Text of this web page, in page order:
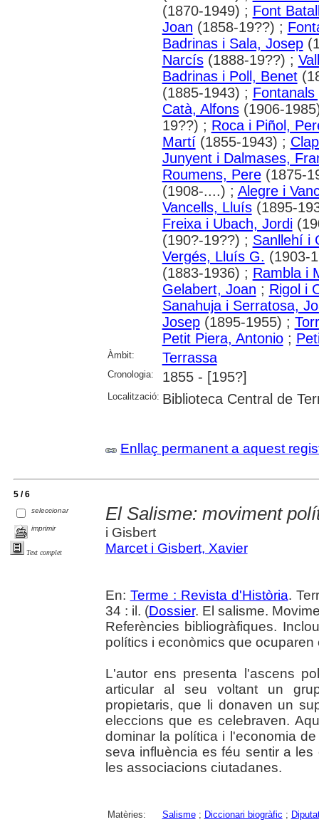
(1870-1949) ; Font
Joan (1858-19??) ;
Badrinas i Sala, Josep
Narcís(1888-19??) ;
Badrinas i Poll, Benet
(1885-1943) ;
Catà, Alfons(1906-
19??) ; Roca i Piñol,
Martí(1855-1943) ;
Junyent i Dalmases,
Roumens, Pere(1875-
(1908-....) ; Alegre i
Vancells, Lluís(1895-
Freixa i Ubach, Jordi
(190?-19??) ; Sanllehí i
Vergés, Lluís G. (1903-
(1883-1936) ; Rambla i
Gelabert, Joan ; Rigol i
Sanahuja i Serratosa,
Josep(1895-1955) ;
Petit Piera, Antonio;
Àmbit: Terrassa
Cronologia: 1855 - [195?]
Localització: Biblioteca Central de
Enllaç permanent a aquest
5 / 6
seleccionar
imprimir
Text complet
El Salisme: moviment
i Gisbert
Marcet i Gisbert, Xavier
En: Terme : Revista d'Història.
34 : il. (Dossier. El salisme.
Referències bibliogràfiques.
polítics i econòmics que
L'autor ens presenta l'ascens
articular al seu voltant un
propietaris, que li donaven un
eleccions que es celebraven.
dominar la política i l'economia
seva influència es féu sentir a
les associacions ciutadanes.
Matèries: Salisme; Diccionari biogràfic ;